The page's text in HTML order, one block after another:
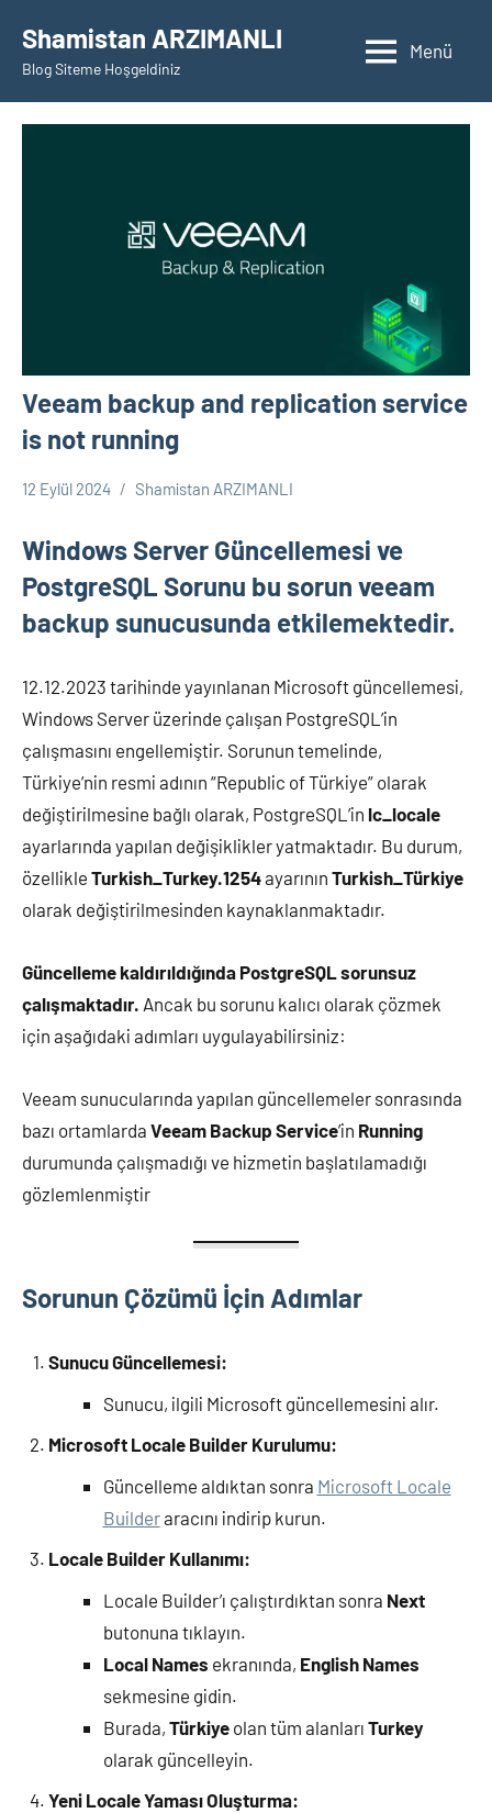
geçShamistan ARZIMANLI
Blog Siteme Hoşgeldiniz
Menü
Veeam backup and replication service
is not running
12 Eylül 2024 Shamistan ARZIMANLI
Windows Server Güncellemesi ve
PostgreSQL Sorunu bu sorun veeam
backup sunucusunda etkilemektedir.
12.12.2023 tarihinde yayınlanan Microsoft güncellemesi,
Windows Server üzerinde çalışan PostgreSQL’in
çalışmasını engellemiştir. Sorunun temelinde,
Türkiye’nin resmi adının “Republic of Türkiye” olarak
değiştirilmesine bağlı olarak, PostgreSQL’in lc_locale
ayarlarında yapılan değişiklikler yatmaktadır. Bu durum,
özellikle Turkish_Turkey.1254ayarının Turkish_Türkiye
olarak değiştirilmesinden kaynaklanmaktadır.
Güncelleme kaldırıldığında PostgreSQL sorunsuz
çalışmaktadır. Ancak bu sorunu kalıcı olarak çözmek
için aşağıdaki adımları uygulayabilirsiniz:
Veeam sunucularında yapılan güncellemeler sonrasında
bazı ortamlarda Veeam Backup Service’in Running
durumunda çalışmadığı ve hizmetin başlatılamadığı
gözlemlenmiştir
Sorunun Çözümü İçin Adımlar
Sunucu Güncellemesi:
Sunucu, ilgili Microsoft güncellemesini alır.
Microsoft Locale Builder Kurulumu:
Güncelleme aldıktan sonra Microsoft Locale
Builderaracını indirip kurun.
Locale Builder Kullanımı:
Locale Builder’ı çalıştırdıktan sonra Next
butonuna tıklayın.
Local Names ekranında, English Names
sekmesine gidin.
Burada, Türkiyeolan tüm alanları Turkey
olarak güncelleyin.
Yeni Locale Yaması Oluşturma: